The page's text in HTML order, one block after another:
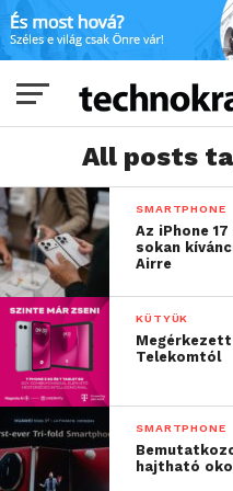
All posts
SMARTPHONE
Az iPhone
sokan
Airre
KÜTYÜK
Telekomtól
SMARTPHONE
hajtható